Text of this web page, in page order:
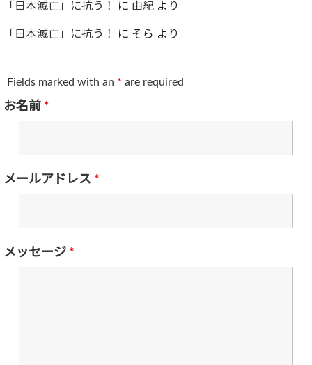
「日本滅亡」に抗う！ に 由紀 より
「日本滅亡」に抗う！ に そら より
Fields marked with an * are required
お名前 *
メールアドレス *
メッセージ *